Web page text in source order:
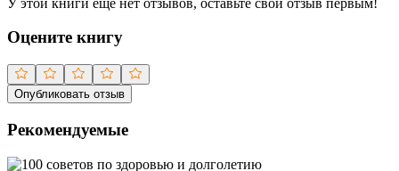
Оцените книгу
Опубликовать отзыв
Рекомендуемые